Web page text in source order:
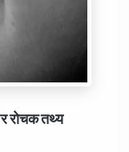
रोचक तथ्य